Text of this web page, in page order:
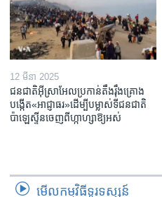
12 មីនា 2025
ជនជាតិ​អ៊ីស្រាអែល​ប្រកាន់​តឹងរ៉ឹង​គ្រោង​
បង្កើត​«អាជ្ញាធរ‍»​ដើម្បី​បម្លាស់​ទី​ជនជាតិ​
ប៉ាឡេស្ទីន​ចេញពី​ហ្កាហ្សា​ឱ្យ​អស់
មើល​កម្មវិធី​ទូរទស្សន៍